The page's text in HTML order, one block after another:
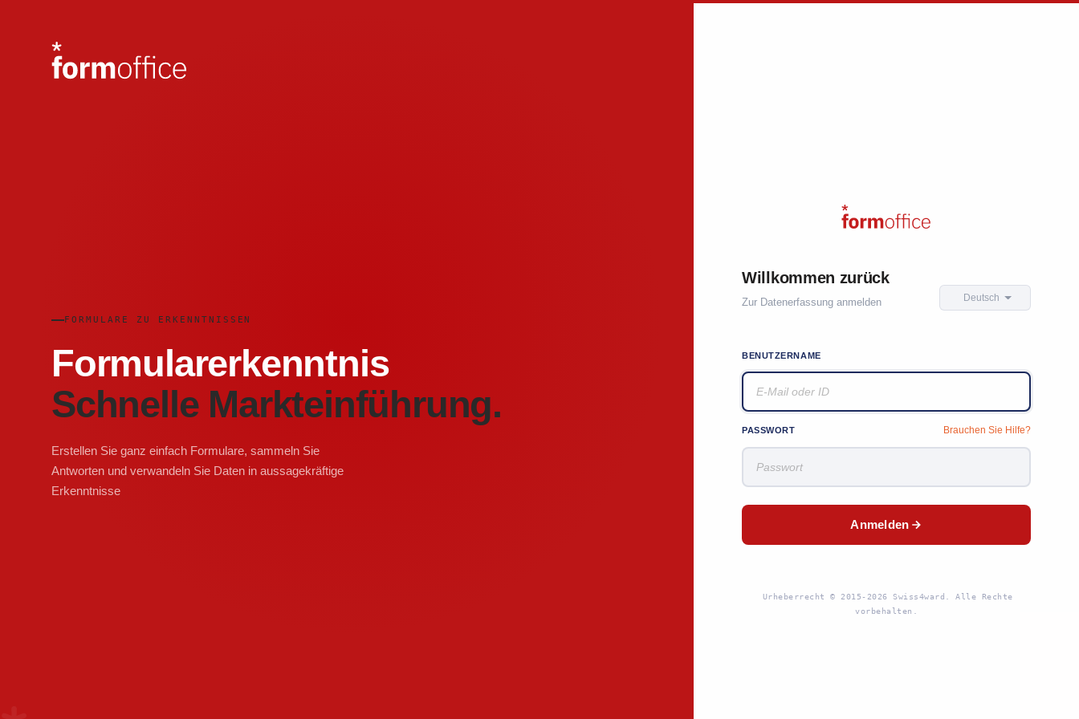
FORMULARE ZU ERKENNTNISSEN
Formularerkenntnis
Schnelle Markteinführung.
Erstellen Sie ganz einfach Formulare, sammeln Sie
Antworten und verwandeln Sie Daten in aussagekräftige
Erkenntnisse
Willkommen zurück
Zur Datenerfassung anmelden Deutsch
BENUTZERNAME
PASSWORT Brauchen Sie Hilfe?
Anmelden
Urheberrecht © 2015-2026 Swiss4ward. Alle Rechte
vorbehalten.